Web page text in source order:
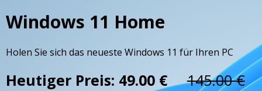
Windows 11 Home
Holen Sie sich das neueste Windows 11 für Ihren PC
Heutiger Preis: 49.00 € 145.00 €